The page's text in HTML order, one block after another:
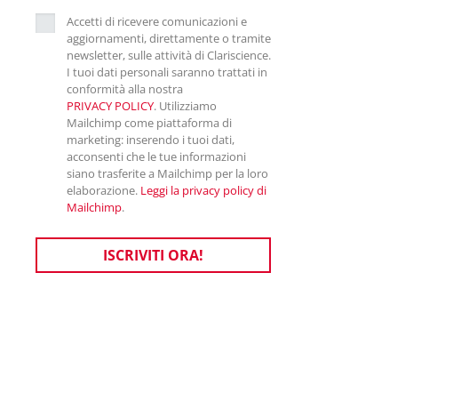
Accetti di ricevere comunicazioni e
aggiornamenti, direttamente o tramite
newsletter, sulle attività di Clariscience.
I tuoi dati personali saranno trattati in
conformità alla nostra
PRIVACY POLICY. Utilizziamo
Mailchimp come piattaforma di
marketing: inserendo i tuoi dati,
acconsenti che le tue informazioni
siano trasferite a Mailchimp per la loro
elaborazione. Leggi la privacy policy di
Mailchimp.
ISCRIVITI ORA!